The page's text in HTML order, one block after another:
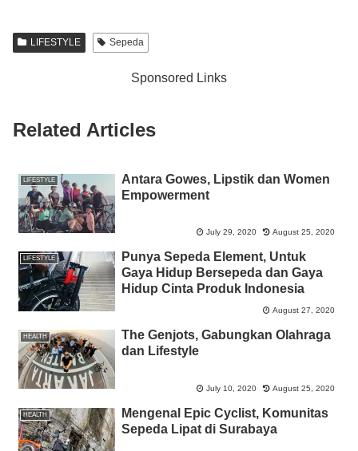
e
k
er s
p
g
LIFESTYLE Sepeda
Sponsored Links
Related Articles
LIFESTYLE
Antara Gowes, Lipstik dan Women
Empowerment
July 29, 2020 August 25, 2020
LIFESTYLE
Punya Sepeda Element, Untuk
Gaya Hidup Bersepeda dan Gaya
Hidup Cinta Produk Indonesia
August 27, 2020
HEALTH
The Genjots, Gabungkan Olahraga
dan Lifestyle
July 10, 2020 August 25, 2020
HEALTH
Mengenal Epic Cyclist, Komunitas
Sepeda Lipat di Surabaya